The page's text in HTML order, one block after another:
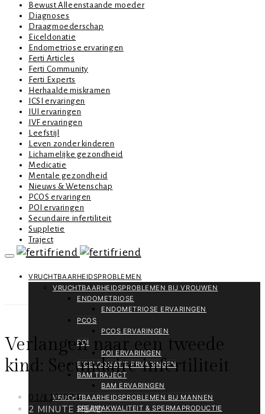
Bewust Alleenstaande moeder
Diagnoses
Draagmoederschap
Eiceldonatie
Endometriose ervaringen
Ferti Articles
Ferti Community
Ferti Experts
Herhaalde miskramen
ICSI ervaringen
IUI ervaringen
IVF ervaringen
Leefstijl
Leven zonder kinderen
Lichamelijke gezondheid
Medicatie
Mentale gezondheid
Nieuws & Wetenschap
PCOS ervaringen
POI ervaringen
Secundaire infertiliteit
Suppletie
Traject
VRUCHTBAARHEIDSPROBLEMEN
VRUCHTBAARHEIDSPROBLEMEN BIJ VROUWEN
ENDOMETRIOSE
ENDOMETRIOSE ERVARINGEN
PCOS
PCOS ERVARINGEN
POI
POI ERVARINGEN
EICELDONATIE ERVARINGEN
BAM TRAJECT
BAM ERVARINGEN
VRUCHTBAARHEIDSPROBLEMEN BIJ MANNEN
SPERMAKWALITEIT & SPERMAPRODUCTIE
Verlangen naar een tweede
kind: Secundaire infertiliteit
01/11/2024
2 MINUTE READ